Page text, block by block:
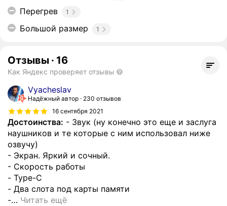
Перегрев 1
Большой размер 1
Отзывы · 16
Как Яндекс проверяет отзывы
Vyacheslav
Надёжный автор
230 отзывов
16 сентября 2021
Достоинства: - Звук (ну конечно это еще и заслуга
наушников и те которые с ним использовал ниже
озвучу)
- Экран. Яркий и сочный.
- Скорость работы
- Type-C
- Два слота под карты памяти
-… Читать ещё